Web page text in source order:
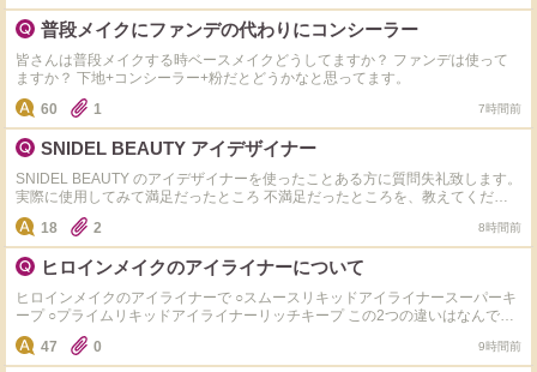
普段メイクにファンデの代わりにコンシーラー
皆さんは普段メイクする時ベースメイクどうしてますか？ ファンデは使って
ますか？ 下地+コンシーラー+粉だとどうかなと思ってます。
60
1 7時間前
SNIDEL BEAUTY アイデザイナー
SNIDEL BEAUTY のアイデザイナーを使ったことある方に質問失礼致します。
実際に使用してみて満足だったところ 不満足だったところを、教えてくださ
い。 おすすめのカラーも教えていただけると嬉しいです！ よろしくお願い致
します。
18 2 8時間前
ヒロインメイクのアイライナーについて
ヒロインメイクのアイライナーで ○スムースリキッドアイライナースーパーキ
ープ ○プライムリキッドアイライナーリッチキープ この2つの違いはなんです
か？どちらが落ちにくいですか？ 今のところはスーパーキープを買おうかな
と思っていますが、意見教えてください！
47 0 9時間前